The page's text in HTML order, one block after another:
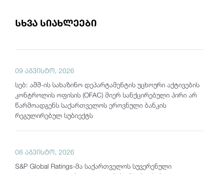
სხვა სიახლეები
09 აგვისტო, 2026
სებ: აშშ-ის სახაზინო დეპარტამენტის უცხოური აქტივების
კონტროლის ოფისის (OFAC) მიერ სანქცირებული პირი არ
წარმოადგენს საქართველოს ეროვნული ბანკის
რეგულირებულ სუბიექტს
08 აგვისტო, 2026
S&P Global Ratings-მა საქართველოს სუვერენული